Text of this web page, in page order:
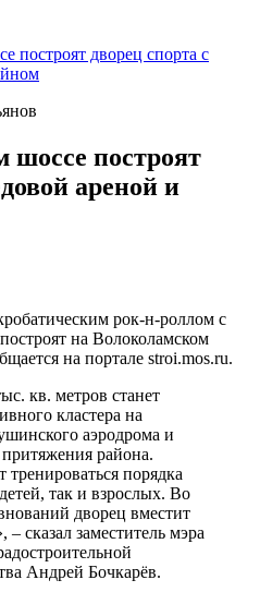
построят дворец спорта с
построят
ареной и
рок-н-роллом с
на Волоколамском
на портале stroi.mos.ru.
кв. метров станет
кластера на
аэродрома и
района.
тренироваться порядка
так и взрослых. Во
дворец вместит
– сказал заместитель мэра
Андрей Бочкарёв.